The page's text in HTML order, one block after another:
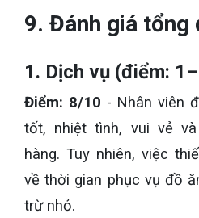
9. Đánh giá tổng
1. Dịch vụ (điểm:
Điểm: 8/10 - Nhân viên
tốt, nhiệt tình, vui vẻ
hàng. Tuy nhiên, việc
về thời gian phục vụ đồ
trừ nhỏ.